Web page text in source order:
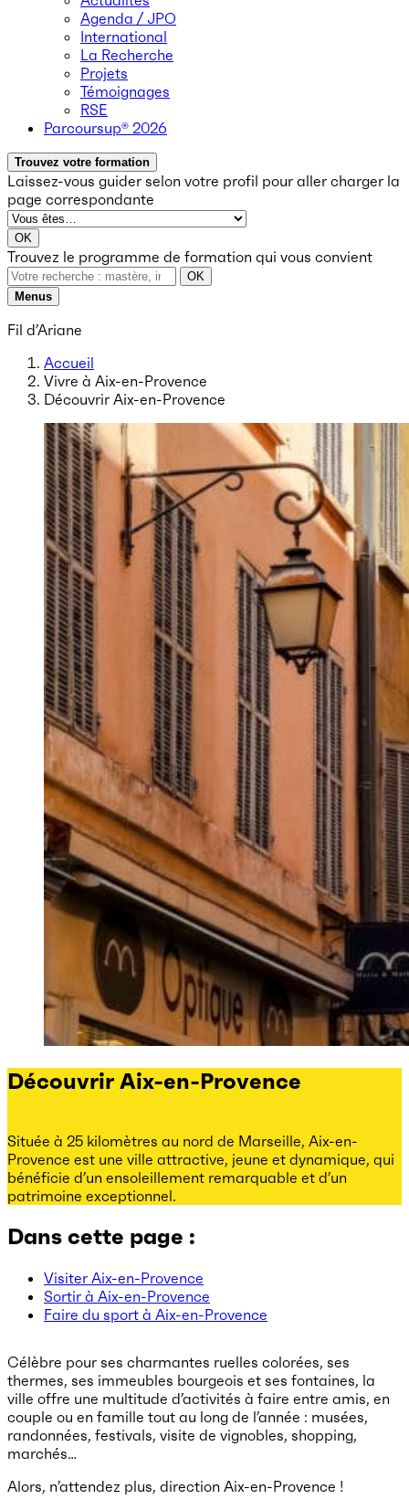
Agenda / JPO
International
La Recherche
Projets
Témoignages
RSE
Parcoursup® 2026
Trouvez votre formation
Laissez-vous guider selon votre profil pour aller charger la
page correspondante
OK
Trouvez le programme de formation qui vous convient
OK
Menus
Fil d’Ariane
Accueil
Vivre à Aix-en-Provence
Découvrir Aix-en-Provence
Découvrir Aix-en-Provence
Située à 25 kilomètres au nord de Marseille, Aix-en-
Provence est une ville attractive, jeune et dynamique, qui
bénéficie d’un ensoleillement remarquable et d’un
patrimoine exceptionnel.
Dans cette page :
Visiter Aix-en-Provence
Sortir à Aix-en-Provence
Faire du sport à Aix-en-Provence
Célèbre pour ses charmantes ruelles colorées, ses
thermes, ses immeubles bourgeois et ses fontaines, la
ville offre une multitude d’activités à faire entre amis, en
couple ou en famille tout au long de l’année : musées,
randonnées, festivals, visite de vignobles, shopping,
marchés…
Alors, n’attendez plus, direction Aix-en-Provence !